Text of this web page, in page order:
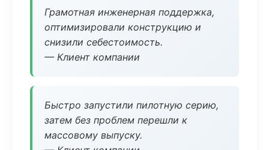
Грамотная инженерная поддержка,
оптимизировали конструкцию и
снизили себестоимость.
— Клиент компании
Быстро запустили пилотную серию,
затем без проблем перешли к
массовому выпуску.